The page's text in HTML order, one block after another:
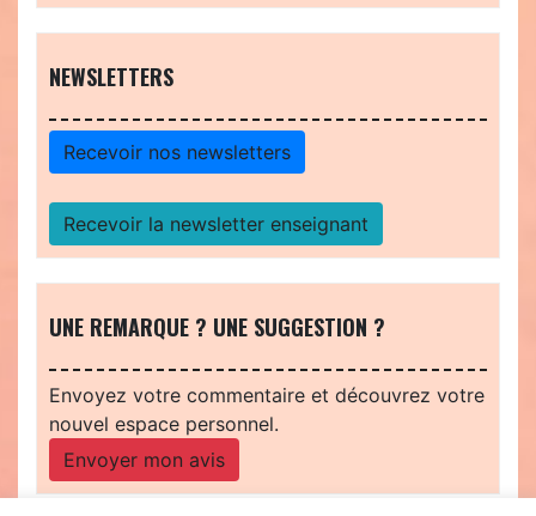
NEWSLETTERS
Recevoir nos newsletters
Recevoir la newsletter enseignant
UNE REMARQUE ? UNE SUGGESTION ?
Envoyez votre commentaire et découvrez votre
nouvel espace personnel.
Envoyer mon avis